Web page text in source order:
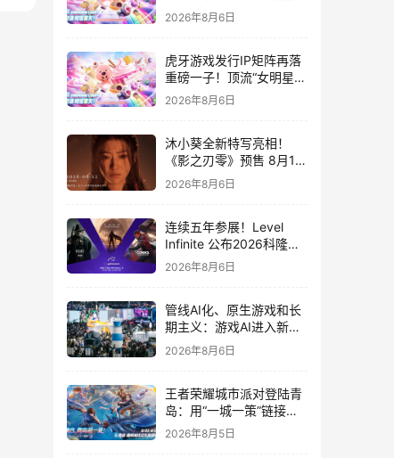
ZANMANG LOOPY 正版
3D消除手游《消消奇遇》
2026年8月6日
虎牙游戏发行IP矩阵再落
重磅一子！顶流“女明星”
ZANMANG LOOPY 正版
2026年8月6日
沐小葵全新特写亮相！
《影之刃零》预售 8月12
日开启
2026年8月6日
连续五年参展！Level
Infinite 公布2026科隆游
戏展产品阵容
2026年8月6日
管线AI化、原生游戏和长
期主义：游戏AI进入新共
识时代
2026年8月6日
王者荣耀城市派对登陆青
岛：用“一城一策”链接海
洋场景，以双向奔赴带动
2026年8月5日